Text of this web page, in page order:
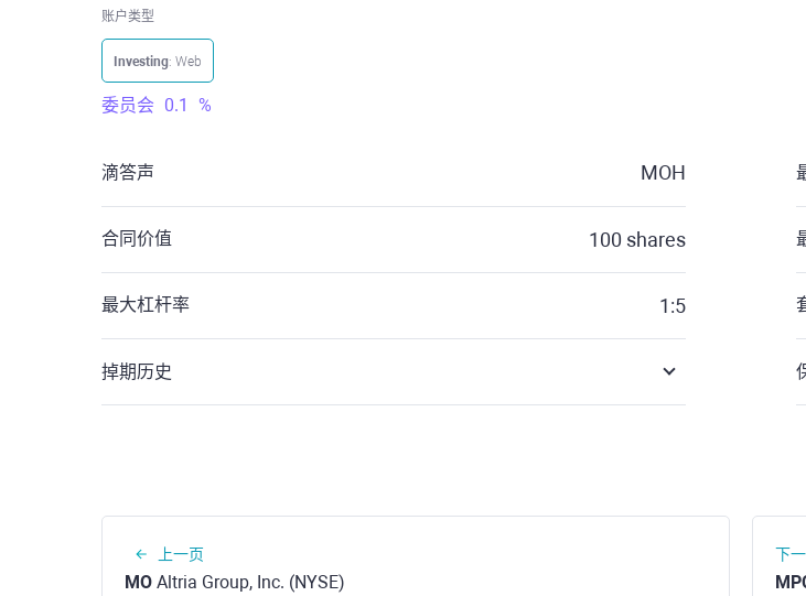
账户类型
Investing: Web
委员会 0.1 %
滴答声 MOH
合同价值 100 shares
最大杠杆率 1:5
掉期历史
上一页
MO Altria Group, Inc. (NYSE)
下